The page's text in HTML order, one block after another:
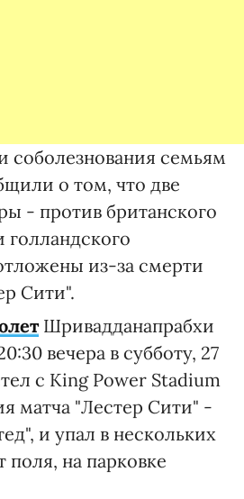
соболезнования семьям
о том, что две
- против британского
голландского
из-за смерти
Сити".
Шривадданапрабхи
вечера в субботу, 27
с King Power Stadium
матча "Лестер Сити" -
и упал в нескольких
поля, на парковке